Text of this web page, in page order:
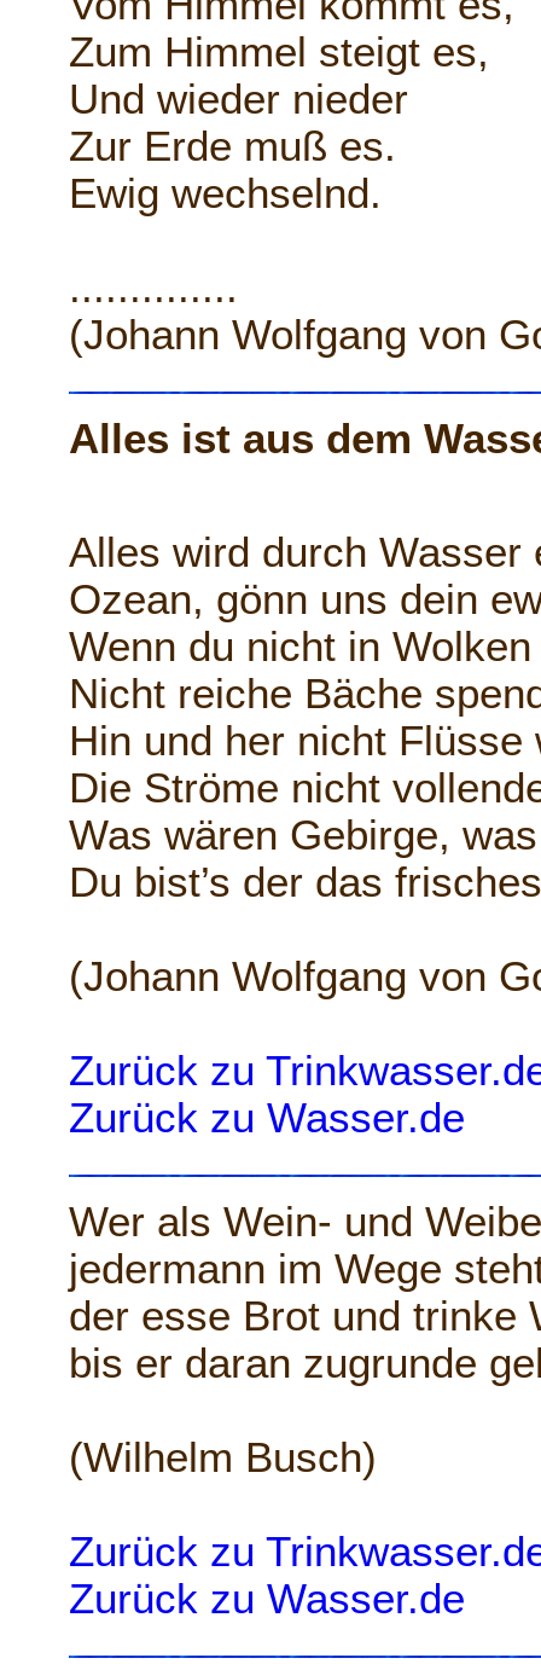
Zum Himmel steigt es,
Und wieder nieder
Zur Erde muß es.
Ewig wechselnd.
..............
(Johann Wolfgang von
Alles ist aus dem
Alles wird durch Wasser
Ozean, gönn uns dein
Wenn du nicht in
Nicht reiche Bäche
Hin und her nicht Flüsse
Die Ströme nicht
Was wären Gebirge,
Du bist’s der das
(Johann Wolfgang von
Zurück zu
Zurück zu Wasser.de
Wer als Wein- und
jedermann im Wege
der esse Brot und trinke
bis er daran zugrunde
(Wilhelm Busch)
Zurück zu
Zurück zu Wasser.de